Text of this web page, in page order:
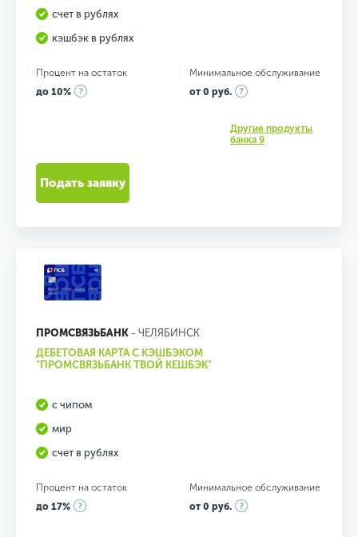
счет в рублях
кэшбэк в рублях
Процент на остаток
до 10%
Минимальное обслуживание
от 0 руб.
Другие продукты
банка 9
Подать заявку
ПРОМСВЯЗЬБАНК - ЧЕЛЯБИНСК
ДЕБЕТОВАЯ КАРТА С КЭШБЭКОМ
"ПРОМСВЯЗЬБАНК ТВОЙ КЕШБЭК"
с чипом
мир
счет в рублях
Процент на остаток
до 17%
Минимальное обслуживание
от 0 руб.